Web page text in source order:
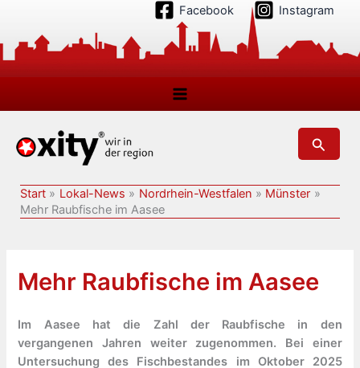
springen
Facebook Instagram
Suchen
Start Lokal-News Nordrhein-Westfalen
Münster
Mehr Raubfische im Aasee
Mehr Raubfische im Aasee
Im Aasee hat die Zahl der Raubfische in den
vergangenen Jahren weiter zugenommen. Bei einer
Untersuchung des Fischbestandes im Oktober 2025